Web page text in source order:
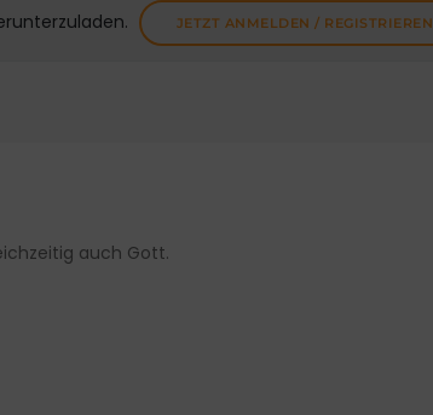
JETZT ANMELDEN / REGISTRIEREN
auch Gott.